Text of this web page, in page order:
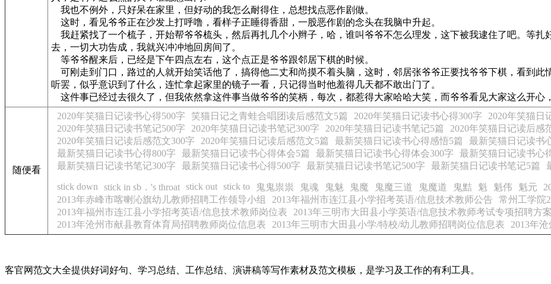
我也不例外，只好呆在家里，但好动的我怎么耐得住，总想找点恶作剧做。
这时，看见爷爷正在沙发上打呼噜，看样子正睡得香甜，一股恶作剧的念头在我脑中升起。
我赶紧找了一个梳子，开始帮爷爷梳头，然后再扎几个小辫子，哈，谁叫爷爷不怎么理发，这下被我逮住了吧。等扎
去，一切大功告成，我就兴冲冲地回房间了。
等爷爷醒来后，已经是下午四点左右，这个点正是爷爷跟邻居下棋的时候。
可刚走到门口，路过的人就开始笑话他了，搞得他二丈和尚摸不着头脑，这时，邻居张爷爷正要找爷爷下棋，看到此
听罢，似乎意识到了什么，连忙拿起家里的镜子一看，只记得当时他羞得几天都不敢出门了。
这件事已经过去很久了，但我依然拿这件事当做爷爷的笑柄，每次，都惹得大家哈哈大笑，而爷爷看见大家这么开心
随便看
2020年笑猫日记读书心得500字 笑猫日记之青蛙合唱团读后感范文5篇 2020年笑猫日记读书心得300字 2020年笑猫日
2020年笑猫日记读书笔记500字
2020年笑猫日记读书笔记300字 2020年笑猫日记读书笔记5篇 2020年笑猫日记读后感
2020年笑猫日记读后感范文300字
2020年笑猫日记读后感范文5篇 最新笑猫日记读书心得感悟5篇 最新笑猫日记读书
最新笑猫日记读书心得800字
最新笑猫日记读书心得体会5篇 最新笑猫日记读书心得体会300字 最新笑猫日记读书心
最新笑猫日记读书笔记300字
最新笑猫日记读书心得500字 最新笑猫日记读书笔记500字 最新笑猫日记读书笔记5篇
stick down
stick in sb．'s throat stick out stick to 鬼鬼祟祟 鬼魂 鬼魅 鬼魔 鬼魔三道 鬼魔道 鬼黠 魁 魁伟 魁元
2013年赤峰市喀喇沁旗幼儿教师招聘工作领导小组
2013年福州市连江县小学招考英语/信息技术教师公告
常州工学院
2013年福州市连江县小学招考英语/信息技术教师岗位表
2013年三明市大田县小学英语/信息技术教师考试专项招聘方案
2013年沧州市献县教育体育局招聘教师岗位信息表
2013年三明市大田县小学/特校/幼儿教师招聘岗位信息表 2013年
客官网范文大全提供好词好句、学习总结、工作总结、演讲稿等写作素材及范文模板，是学习及工作的有利工具。